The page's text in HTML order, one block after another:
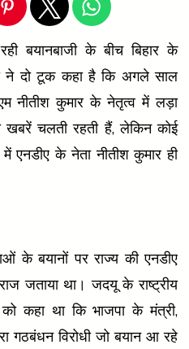
बयानबाजी के बीच बिहार के
ने दो टूक कहा है कि अगले साल
नीतीश कुमार के नेतृत्व में लड़ा
खबरें चलती रहती हैं, लेकिन कोई
एनडीए के नेता नीतीश कुमार ही
के बयानों पर राज्य की एनडीए
जताया था। जदयू के राष्ट्रीय
को कहा था कि भाजपा के मंत्री,
गठबंधन विरोधी जो बयान आ रहे